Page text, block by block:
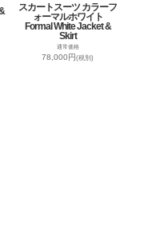
スカートスーツ カラーフ
ォーマルホワイト
Formal White Jacket &
Skirt
通常価格
78,000円(税別)